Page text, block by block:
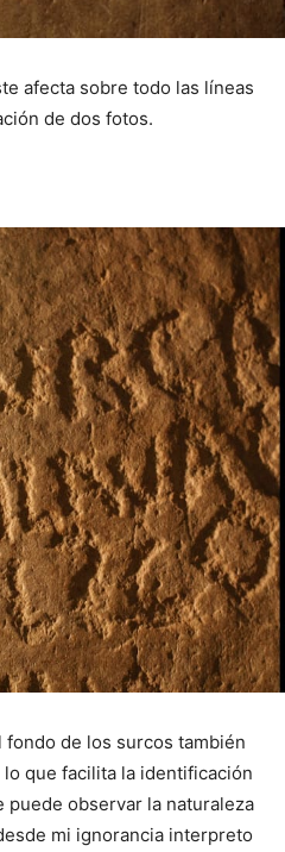
afecta sobre todo las líneas
de dos fotos.
de los surcos también
que facilita la identificación
puede observar la naturaleza
mi ignorancia interpreto